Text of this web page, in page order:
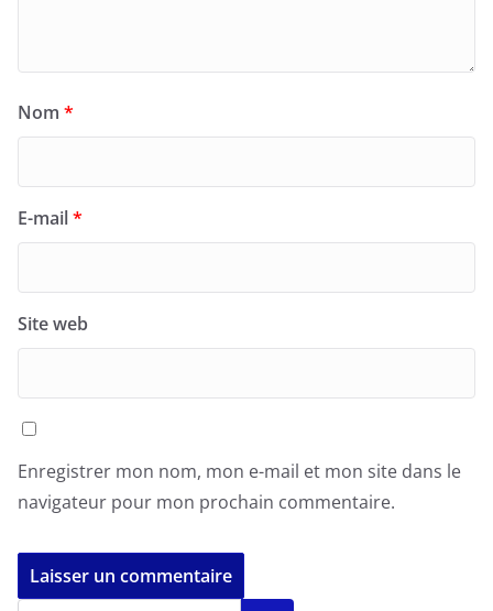
Nom *
E-mail*
Site web
Enregistrer mon nom, mon e-mail et mon site dans le
navigateur pour mon prochain commentaire.